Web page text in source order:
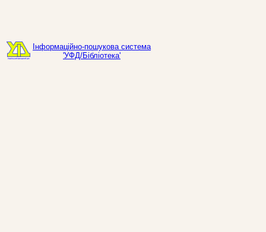
Інформаційно-пошукова система
'УФД/Бібліотека'